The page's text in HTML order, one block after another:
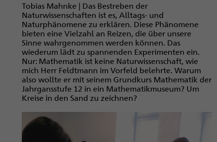
Tobias Mahnke | Das Bestreben der
Naturwissenschaften ist es, Alltags- und
Naturphänomene zu erklären. Diese Phänomene
bieten eine Vielzahl an Reizen, die über unsere
Sinne wahrgenommen werden können. Das
wiederum lädt zu spannenden Experimenten ein.
Nur: Mathematik ist keine Naturwissenschaft, wie
mich Herr Feldtmann im Vorfeld belehrte. Warum
also wollte er mit seinem Grundkurs Mathematik der
Jahrgansstufe 12 in ein Mathematikmuseum? Um
Kreise in den Sand zu zeichnen?